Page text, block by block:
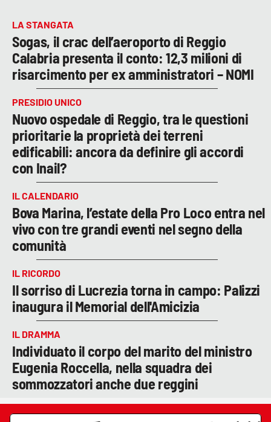
LA STANGATA
Sogas, il crac dell’aeroporto di Reggio
Calabria presenta il conto: 12,3 milioni di
risarcimento per ex amministratori – NOMI
PRESIDIO UNICO
Nuovo ospedale di Reggio, tra le questioni
prioritarie la proprietà dei terreni
edificabili: ancora da definire gli accordi
con Inail?
IL CALENDARIO
Bova Marina, l’estate della Pro Loco entra nel
vivo con tre grandi eventi nel segno della
comunità
IL RICORDO
Il sorriso di Lucrezia torna in campo: Palizzi
inaugura il Memorial dell'Amicizia
IL DRAMMA
Individuato il corpo del marito del ministro
Eugenia Roccella, nella squadra dei
sommozzatori anche due reggini